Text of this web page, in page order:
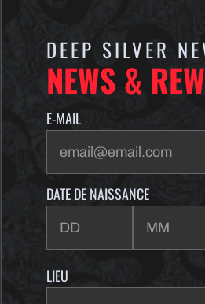
DEEP SILVER
NEWS &
E-MAIL
DATE DE NAISSANCE
LIEU